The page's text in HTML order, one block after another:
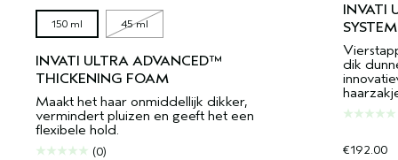
150 ml 45 ml
INVATI ULTRA ADVANCED™
THICKENING FOAM
Maakt het haar onmiddellijk dikker,
vermindert pluizen en geeft het een
flexibele hold.
(0)
INVATI
SYSTEM
dik
€192.00